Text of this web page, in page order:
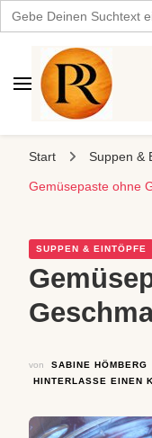
Search
for:
Start Suppen &
Gemüsepaste ohne
SUPPEN & EINTÖPFE
von SABINE HÖMBERG
HINTERLASSE EINEN